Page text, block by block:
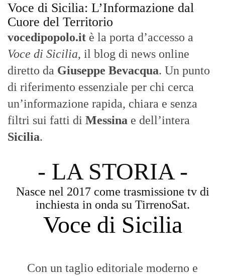
Voce di Sicilia: L’Informazione dal
Cuore del Territorio
vocedipopolo.it è la porta d’accesso a
Voce di Sicilia, il blog di news online
diretto da Giuseppe Bevacqua. Un punto
di riferimento essenziale per chi cerca
un’informazione rapida, chiara e senza
filtri sui fatti di Messina e dell’intera
Sicilia.
- LA STORIA -
Nasce nel 2017 come trasmissione tv di
inchiesta in onda su TirrenoSat.
Voce di Sicilia
Con un taglio editoriale moderno e